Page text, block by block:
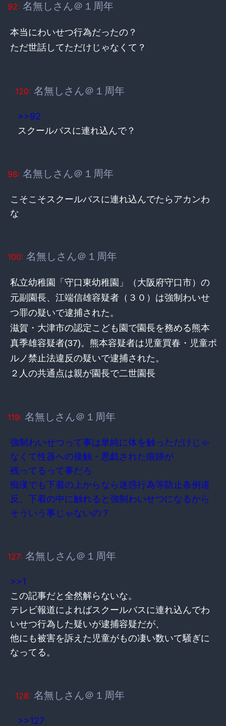
92: 名無しさん＠１周年
本当にわいせつ行為だったの？
ただ世話してただけじゃなくて？
120: 名無しさん＠１周年
>>92
スクールバスに連れ込んで？
98: 名無しさん＠１周年
こそこそスクールバスに連れ込んでたらアカンわ
な
100: 名無しさん＠１周年
私立幼稚園「守口東幼稚園」（大阪府守口市）の
元副園長、江端信雄容疑者（３０）は強制わいせ
つ罪の疑いで逮捕された。
滋賀・大津市の認定こども園で園長を務める熊本
真季雄容疑者(37)。熊本容疑者は児童買春・児童ポ
ルノ禁止法違反の疑いで逮捕された。
２人の共通点は親が園長で二世園長
119: 名無しさん＠１周年
強制わいせつって事は単純に体を触っただけじゃ
なくて性器への接触・悪戯された痕跡が
残ってるって事だろ
痴漢でも下着の上からなら迷惑行為等防止条例違
反、下着の中に触れると強制わいせつになるから
そういう事じゃないの？
127: 名無しさん＠１周年
>>1
この記事だと全然解らないな。
テレビ報道によればスクールバスに連れ込んでわ
いせつ行為した疑いが逮捕容疑だが、
他にも被害を訴えた児童がもの凄い数いて騒ぎに
なってる。
128: 名無しさん＠１周年
>>127